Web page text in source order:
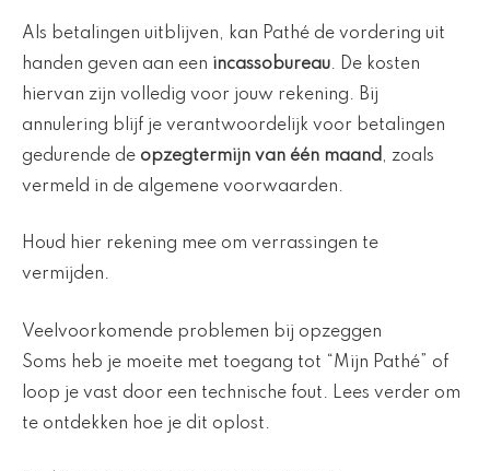
Als betalingen uitblijven, kan Pathé de vordering uit
handen geven aan een incassobureau. De kosten
hiervan zijn volledig voor jouw rekening. Bij
annulering blijf je verantwoordelijk voor betalingen
gedurende de opzegtermijn van één maand , zoals
vermeld in de algemene voorwaarden.
Houd hier rekening mee om verrassingen te
vermijden.
Veelvoorkomende problemen bij opzeggen
Soms heb je moeite met toegang tot “Mijn Pathé” of
loop je vast door een technische fout. Lees verder om
te ontdekken hoe je dit oplost.